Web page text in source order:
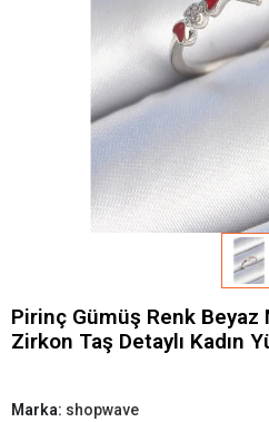
Pirinç Gümüş Renk
Zirkon Taş Detaylı Kadın
Marka: shopwave